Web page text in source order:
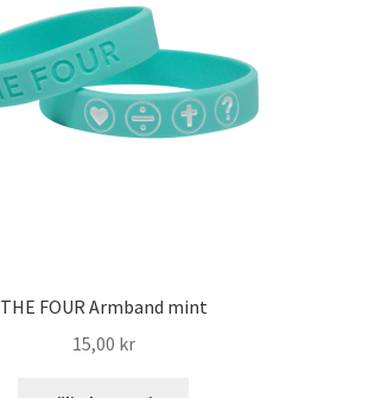
THE FOUR Armband mint
15,00 kr